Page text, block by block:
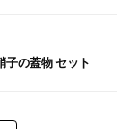
子の蓋物 セット